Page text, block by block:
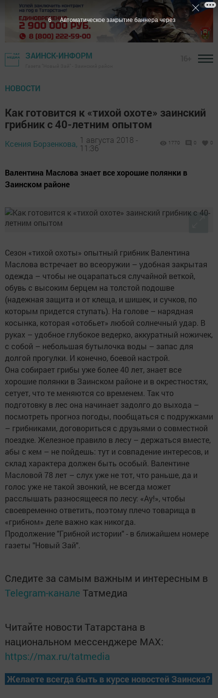
ЗАИНСК-ИНФОРМ
НОВОСТИ
Как готовится к «тихой охоте» заинский
грибник с 40-летним опытом
Ксения Борзенкова, 1 августа 2018 -
11:36
1770 0 0
Валентина Маслова знает все хорошие полянки в
Заинском районе
Сезон «тихой охоты» опытный грибник Валентина
Маслова встречает во всеоружии – удобная закрытая
одежда – чтобы не оцарапаться случайной веткой,
обувь с высоким берцем на толстой подошве
(надежная защита и от клеща, и шишек, и сучков, по
которым придется ступать). На голове – нарядная
косынка, которая «отобьет» любой солнечный удар. В
руках – удобное глубокое ведерко, аккуратный ножичек,
с собой – небольшая бутылочка воды – запас для
долгой прогулки. И конечно, боевой настрой.
Она собирает грибы уже более 40 лет, знает все
хорошие полянки в Заинском районе и в окрестностях,
сетует, что те меняются со временем. Так что
подготовку в лес она начинает задолго до выхода –
посмотреть прогноз погоды, пообщаться с подружками
– грибниками, договориться с друзьями о совместной
поездке. Железное правило в лесу – держаться вместе,
абы с кем – не пойдешь: тут и совпадение интересов, и
склад характера должен быть особый. Валентине
Масловой 78 лет – слух уже не тот, что раньше, да и
голос уже не такой звонкий, не всегда может
расслышать разносящееся по лесу: «Ау!», чтобы
своевременно ответить, поэтому плечо товарища в
«грибном» деле важно как никогда.
Продолжение "Грибной истории" - в ближайшем номере
газеты "Новый Зай".
Следите за самым важным и интересным в
Telegram-канале Татмедиа
Читайте новости Татарстана в
национальном мессенджере MАХ:
https://max.ru/tatmedia
Желаете всегда быть в курсе новостей Заинска?
5 Автоматическое закрытие баннера через